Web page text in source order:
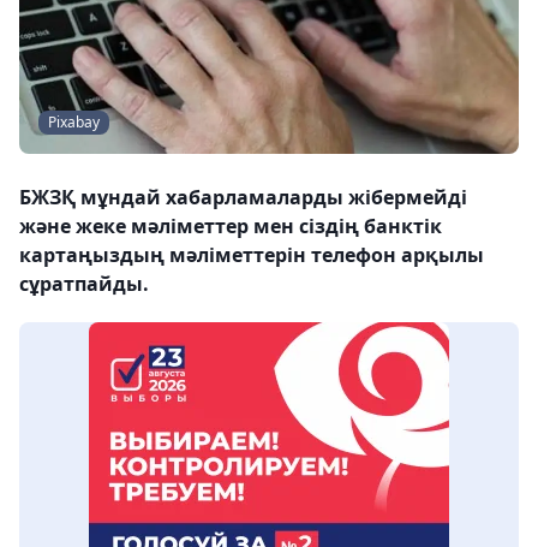
Pixabay
БЖЗҚ мұндай хабарламаларды жібермейді
және жеке мәліметтер мен сіздің банктік
картаңыздың мәліметтерін телефон арқылы
сұратпайды.